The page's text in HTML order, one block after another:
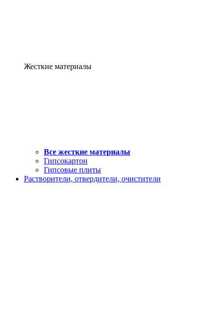
Жесткие материалы
Все жесткие материалы
Гипсокартон
Гипсовые плиты
Растворители, отвердители, очистители